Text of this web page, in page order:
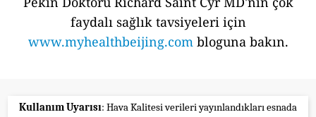
faydalı sağlık tavsiyeleri için
www.myhealthbeijing.combloguna bakın.
Kullanım Uyarısı: Hava Kalitesi verileri yayınlandıkları esnada